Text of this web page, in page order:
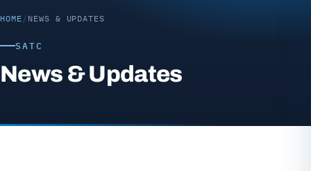
HOME / NEWS & UPDATES
SATC
News & Updates